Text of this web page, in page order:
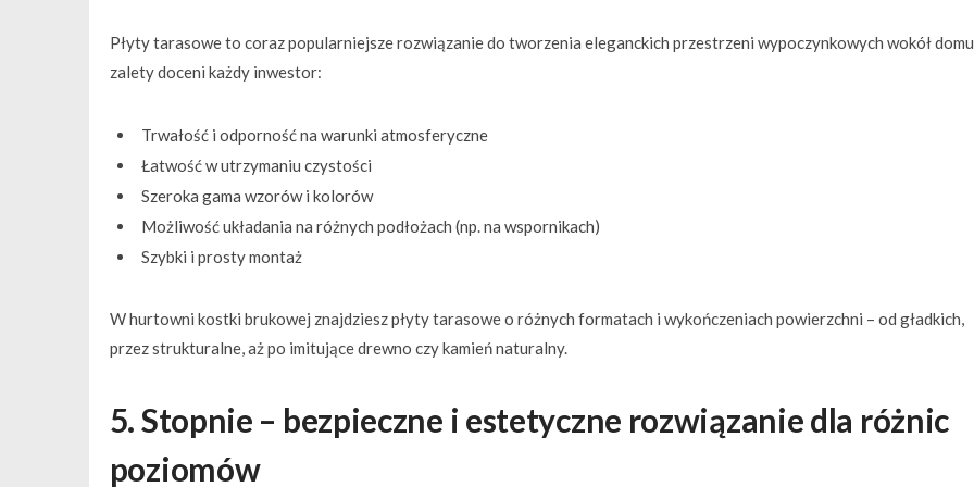
Płyty tarasowe to coraz popularniejsze rozwiązanie do tworzenia eleganckich przestrzeni wypoczynkowych wokół
zalety doceni każdy inwestor:
Trwałość i odporność na warunki atmosferyczne
Łatwość w utrzymaniu czystości
Szeroka gama wzorów i kolorów
Możliwość układania na różnych podłożach (np. na wspornikach)
Szybki i prosty montaż
W hurtowni kostki brukowej znajdziesz płyty tarasowe o różnych formatach i wykończeniach powierzchni – od gładkich,
przez strukturalne, aż po imitujące drewno czy kamień naturalny.
5. Stopnie – bezpieczne i estetyczne rozwiązanie dla różnic
poziomów